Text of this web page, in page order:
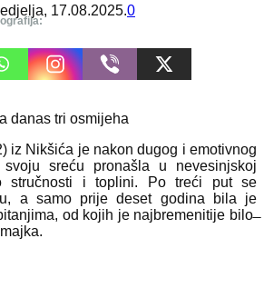
17.08.2025.0
danas tri osmijeha
iz Nikšića je nakon dugog i emotivnog
sreću pronašla u nevesinjskoj
stručnosti i toplini. Po treći put se
a samo prije deset godina bila je
od kojih je najbremenitije bilo